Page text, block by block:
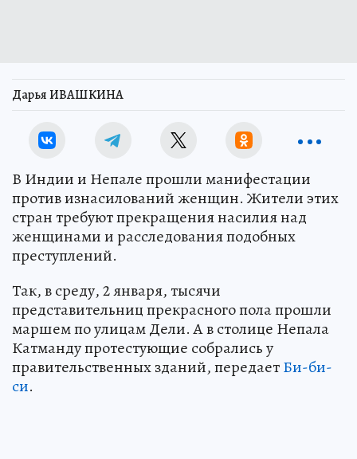
Дарья ИВАШКИНА
В Индии и Непале прошли манифестации
против изнасилований женщин. Жители этих
стран требуют прекращения насилия над
женщинами и расследования подобных
преступлений.
Так, в среду, 2 января, тысячи
представительниц прекрасного пола прошли
маршем по улицам Дели. А в столице Непала
Катманду протестующие собрались у
правительственных зданий, передаетБи-би-
си.